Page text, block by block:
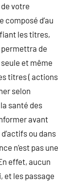
votre
composé d’au
les titres,
de
et même
titres ( actions
selon
santé des
avant
ou dans
n’est pas une
effet, aucun
et les passage